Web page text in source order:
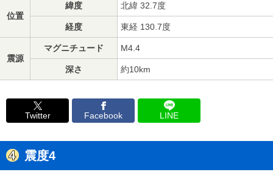
位置
緯度 北緯 32.7度
経度 東経 130.7度
震源
マグニチュード M4.4
深さ 約10km
Twitter Facebook LINE
震度4